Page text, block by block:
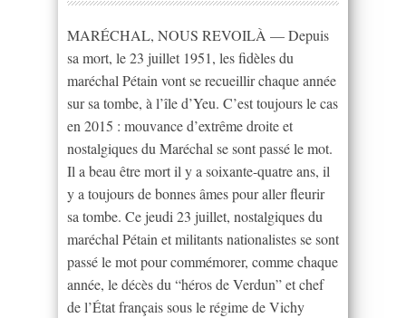
MARÉCHAL, NOUS REVOILÀ — Depuis
sa mort, le 23 juillet 1951, les fidèles du
maréchal Pétain vont se recueillir chaque année
sur sa tombe, à l’île d’Yeu. C’est toujours le cas
en 2015 : mouvance d’extrême droite et
nostalgiques du Maréchal se sont passé le mot.
Il a beau être mort il y a soixante-quatre ans, il
y a toujours de bonnes âmes pour aller fleurir
sa tombe. Ce jeudi 23 juillet, nostalgiques du
maréchal Pétain et militants nationalistes se sont
passé le mot pour commémorer, comme chaque
année, le décès du “héros de Verdun” et chef
de l’État français sous le régime de Vichy